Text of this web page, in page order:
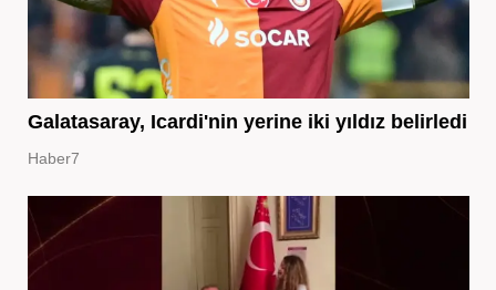
Galatasaray, Icardi'nin yerine iki yıldız belirledi
Haber7